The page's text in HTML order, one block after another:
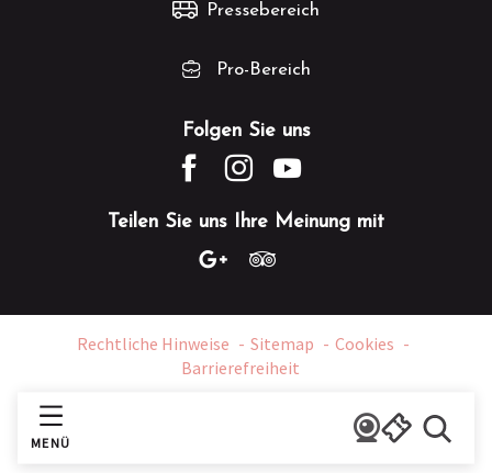
MENÜ
Folgen Sie uns
Teilen Sie uns Ihre Meinung mit
Pressebereich
Pro-Bereich
Rechtliche Hinweise Sitemap
Cookies
Barrierefreiheit